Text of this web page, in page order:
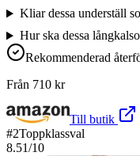
Kliar dessa underställ
Hur ska dessa
Rekommenderad
Från 710 kr
Till butik
#2Toppklassval
8.51/10